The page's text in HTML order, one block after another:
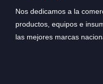
Nos dedicamos a la
productos, equipos e
las mejores marcas